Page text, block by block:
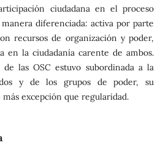
ciudadana en el proceso
diferenciada: activa por parte
recursos de organización y poder,
en la ciudadanía carente de ambos.
las OSC estuvo subordinada a la
y de los grupos de poder, su
excepción que regularidad.